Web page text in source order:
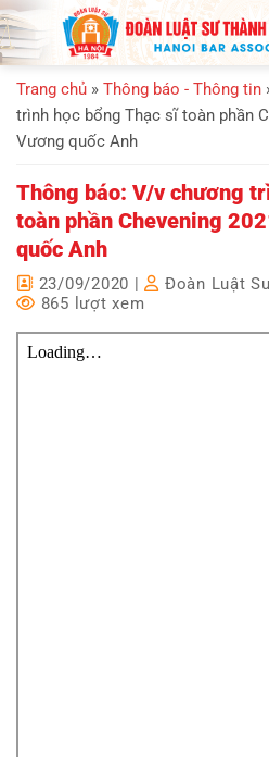
Bỏ
qua
nội
dung
Trang chủ » Thông báo - Thông tin
trình học bổng Thạc sĩ toàn phần
Vương quốc Anh
Thông báo: V/v chương
toàn phần Chevening
quốc Anh
23/09/2020 | Đoàn Luật
865 lượt xem